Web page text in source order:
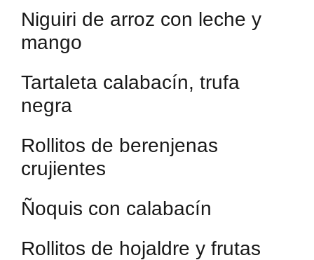
Niguiri de arroz con leche y
mango
Tartaleta calabacín, trufa
negra
Rollitos de berenjenas
crujientes
Ñoquis con calabacín
Rollitos de hojaldre y frutas